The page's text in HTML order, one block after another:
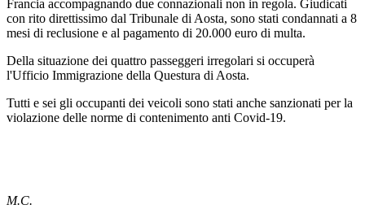
Francia accompagnando due connazionali non in regola. Giudicati
con rito direttissimo dal Tribunale di Aosta, sono stati condannati a 8
mesi di reclusione e al pagamento di 20.000 euro di multa.
Della situazione dei quattro passeggeri irregolari si occuperà
l'Ufficio Immigrazione della Questura di Aosta.
Tutti e sei gli occupanti dei veicoli sono stati anche sanzionati per la
violazione delle norme di contenimento anti Covid-19.
M.C.